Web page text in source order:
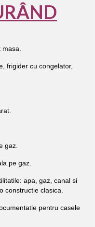
masa.
frigider cu congelator,
gaz.
pe gaz.
apa, gaz, canal si
constructie clasica.
pentru casele